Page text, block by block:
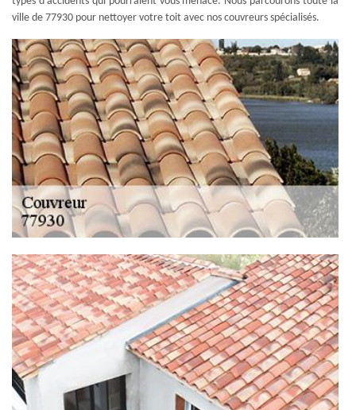
ville de 77930 pour nettoyer votre toit avec nos couvreurs spécialisés.